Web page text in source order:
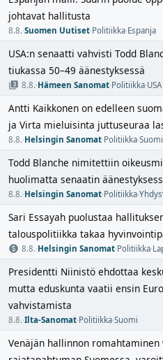
johtavat hallitusta
8.8.·Suomen Uutiset·Politiikka·Espanja
USA:n senaatti vahvisti Todd
tiukassa 50–49 äänestyksessä
8.8.·Hämeen Sanomat·Politiikka·USA
Antti Kaikkonen on edelleen
ja Virta mieluisinta juttuseuraa
8.8.·Helsingin Sanomat·Politiikka·Suomi
Todd Blanche nimitettiin
huolimatta senaatin
8.8.·Helsingin Sanomat·Politiikka·
Sari Essayah puolustaa
talouspolitiikka takaa
8.8.·Helsingin Sanomat·Politiikka·
Presidentti Niinistö ehdottaa
mutta eduskunta vaatii ensin
vahvistamista
8.8.·Ilta-Sanomat·Politiikka·Suomi
Venäjän hallinnon